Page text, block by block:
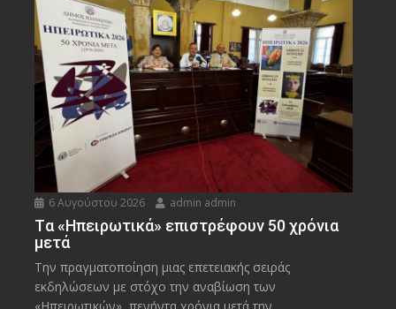
6 Αυγούστου 2026 admin admin
Tα «Ηπειρωτικά» επιστρέφουν 50 χρόνια
μετά
Την πραγματοποίηση μιας επετειακής σειράς
εκδηλώσεων με στόχο την αναβίωση των